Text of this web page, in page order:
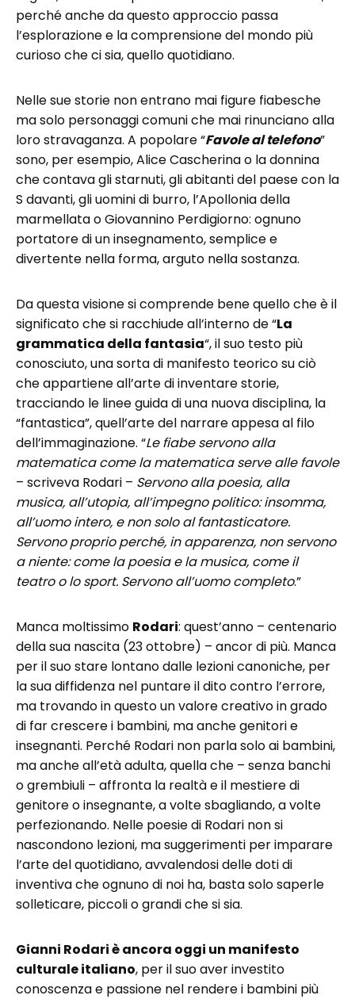
perché anche da questo approccio passa
l’esplorazione e la comprensione del mondo più
curioso che ci sia, quello quotidiano.
Nelle sue storie non entrano mai figure fiabesche
ma solo personaggi comuni che mai rinunciano alla
loro stravaganza. A popolare “Favole al telefono”
sono, per esempio, Alice Cascherina o la donnina
che contava gli starnuti, gli abitanti del paese con la
S davanti, gli uomini di burro, l’Apollonia della
marmellata o Giovannino Perdigiorno: ognuno
portatore di un insegnamento, semplice e
divertente nella forma, arguto nella sostanza.
Da questa visione si comprende bene quello che è il
significato che si racchiude all’interno de “La
grammatica della fantasia“, il suo testo più
conosciuto, una sorta di manifesto teorico su ciò
che appartiene all’arte di inventare storie,
tracciando le linee guida di una nuova disciplina, la
“fantastica”, quell’arte del narrare appesa al filo
dell’immaginazione. “Le fiabe servono alla
matematica come la matematica serve alle favole
– scriveva Rodari – Servono alla poesia, alla
musica, all’utopia, all’impegno politico: insomma,
all’uomo intero, e non solo al fantasticatore.
Servono proprio perché, in apparenza, non servono
a niente: come la poesia e la musica, come il
teatro o lo sport. Servono all’uomo completo.”
Manca moltissimo Rodari: quest’anno – centenario
della sua nascita (23 ottobre) – ancor di più. Manca
per il suo stare lontano dalle lezioni canoniche, per
la sua diffidenza nel puntare il dito contro l’errore,
ma trovando in questo un valore creativo in grado
di far crescere i bambini, ma anche genitori e
insegnanti. Perché Rodari non parla solo ai bambini,
ma anche all’età adulta, quella che – senza banchi
o grembiuli – affronta la realtà e il mestiere di
genitore o insegnante, a volte sbagliando, a volte
perfezionando. Nelle poesie di Rodari non si
nascondono lezioni, ma suggerimenti per imparare
l’arte del quotidiano, avvalendosi delle doti di
inventiva che ognuno di noi ha, basta solo saperle
solleticare, piccoli o grandi che si sia.
Gianni Rodari è ancora oggi un manifesto
culturale italiano, per il suo aver investito
conoscenza e passione nel rendere i bambini più